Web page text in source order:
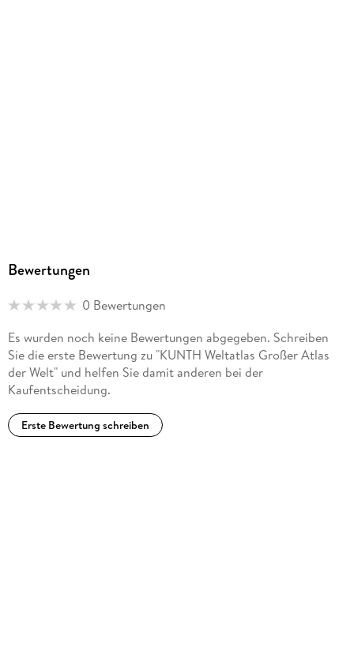
Bewertungen
0 Bewertungen
Es wurden noch keine Bewertungen abgegeben. Schreiben
Sie die erste Bewertung zu "KUNTH Weltatlas Großer Atlas
der Welt" und helfen Sie damit anderen bei der
Kaufentscheidung.
Erste Bewertung schreiben